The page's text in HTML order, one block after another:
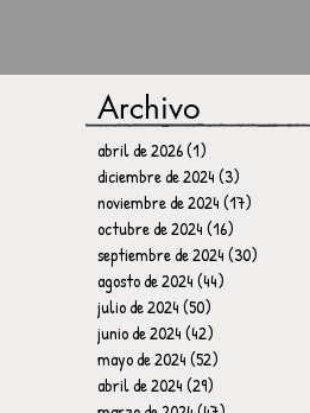
Archivo
abril de 2026(1)
diciembre de 2024(3)
noviembre de 2024(17)
octubre de 2024(16)
septiembre de 2024(30)
agosto de 2024(44)
julio de 2024(50)
junio de 2024(42)
mayo de 2024(52)
abril de 2024(29)